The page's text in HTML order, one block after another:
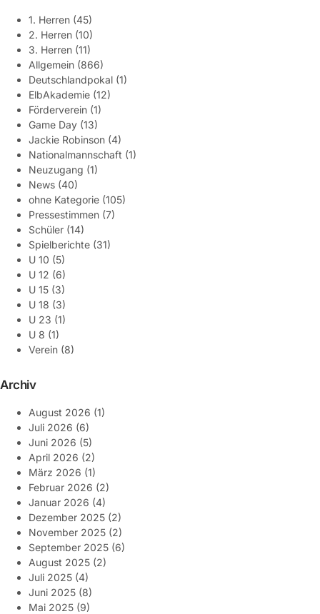
1. Herren (45)
2. Herren (10)
3. Herren (11)
Allgemein (866)
Deutschlandpokal (1)
ElbAkademie (12)
Förderverein (1)
Game Day (13)
Jackie Robinson (4)
Nationalmannschaft (1)
Neuzugang (1)
News (40)
ohne Kategorie (105)
Pressestimmen (7)
Schüler (14)
Spielberichte (31)
U 10 (5)
U 12 (6)
U 15 (3)
U 18 (3)
U 23 (1)
U 8 (1)
Verein (8)
Archiv
August 2026 (1)
Juli 2026 (6)
Juni 2026 (5)
April 2026 (2)
März 2026 (1)
Februar 2026 (2)
Januar 2026 (4)
Dezember 2025 (2)
November 2025 (2)
September 2025 (6)
August 2025 (2)
Juli 2025 (4)
Juni 2025 (8)
Mai 2025 (9)